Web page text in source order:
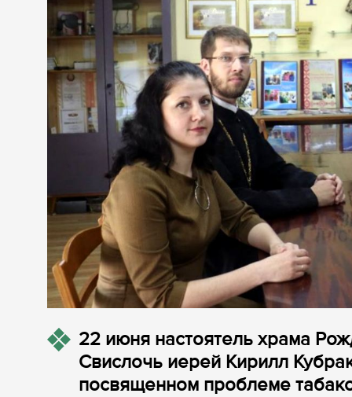
22 июня настоятель храма
Свислочь иерей Кирилл
посвященном проблеме